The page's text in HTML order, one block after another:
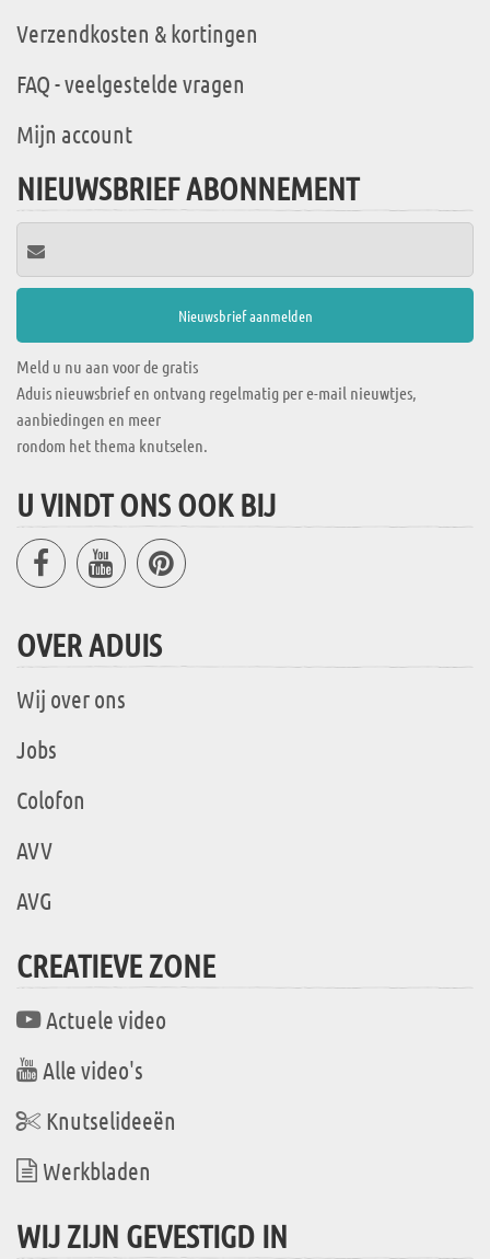
Verzendkosten & kortingen
FAQ - veelgestelde vragen
Mijn account
NIEUWSBRIEF ABONNEMENT
Meld u nu aan voor de gratis
Aduis nieuwsbrief en ontvang regelmatig per e-mail nieuwtjes,
aanbiedingen en meer
rondom het thema knutselen.
U VINDT ONS OOK BIJ
OVER ADUIS
Wij over ons
Jobs
Colofon
AVV
AVG
CREATIEVE ZONE
Actuele video
Alle video's
Knutselideeën
Werkbladen
WIJ ZIJN GEVESTIGD IN